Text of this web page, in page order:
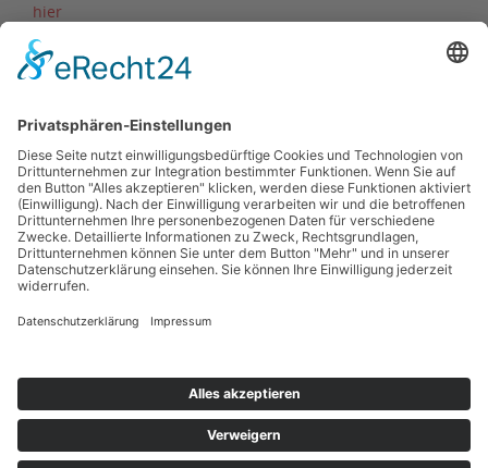
hier
Der Deutsche Leichtathletik-Verband
reagierte auf wetterbedingte
Statement
Zurück
Kontakt Impressum